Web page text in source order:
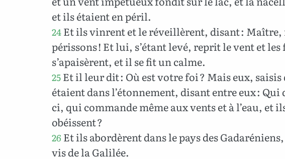
et ils étaient en péril.
24Et ils vinrent et le réveillèrent, disant :
périssons ! Et lui, s’étant levé, reprit le vent et les
s’apaisèrent, et il se fit un calme.
25Et il leur dit : Où est votre foi ? Mais eux, saisis
étaient dans l’étonnement, disant entre eux : Qui
ci, qui commande même aux vents et à l’eau, et
obéissent ?
26 Et ils abordèrent dans le pays des
vis de la Galilée.